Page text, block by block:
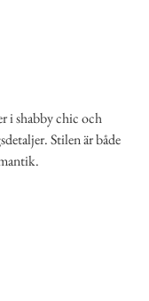
i shabby chic och
Stilen är både